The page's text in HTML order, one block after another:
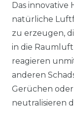
Das innovative
natürliche
zu erzeugen,
in die
reagieren
anderen
Gerüchen
neutralisieren